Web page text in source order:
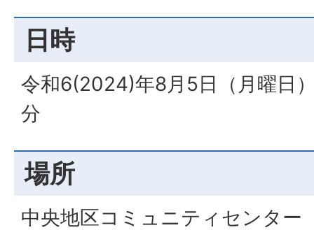
日時
令和6(2024)年8月5日（月曜日
分
場所
中央地区コミュニティセンター